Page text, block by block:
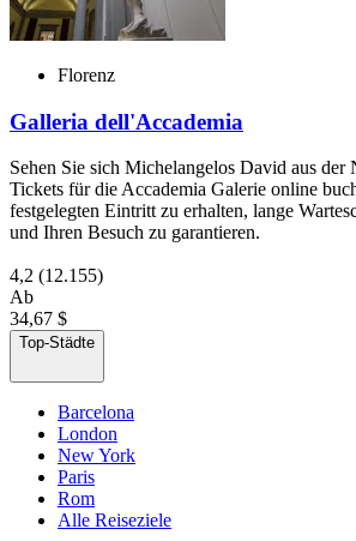
Florenz
Galleria dell'Accademia
Sehen Sie sich Michelangelos David aus der
Tickets für die Accademia Galerie online
festgelegten Eintritt zu erhalten, lange
und Ihren Besuch zu garantieren.
4,2 (12.155)
Ab
34,67 $
Top-Städte
Barcelona
London
New York
Paris
Rom
Alle Reiseziele